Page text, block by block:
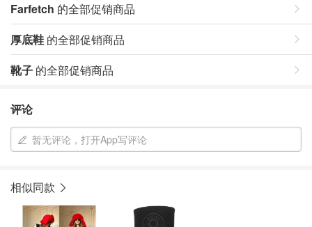
Farfetch 的全部促销商品
厚底鞋 的全部促销商品
靴子 的全部促销商品
评论
暂无评论，打开App写评论
相似同款